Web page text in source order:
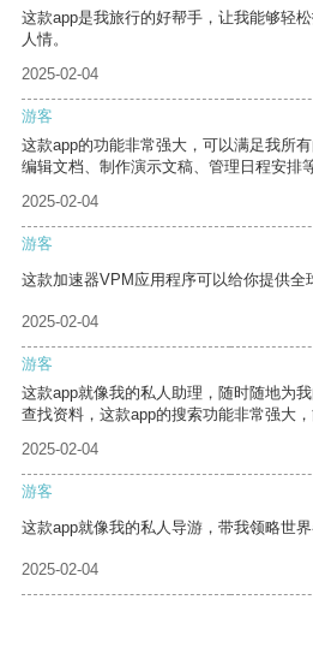
这款app是我旅行的好帮手，让我能够轻
人情。
2025-02-04
游客
这款app的功能非常强大，可以满足我所
编辑文档、制作演示文稿、管理日程安排等
2025-02-04
游客
这款加速器VPM应用程序可以给你提供全
2025-02-04
游客
这款app就像我的私人助理，随时随地为
查找资料，这款app的搜索功能非常强大
2025-02-04
游客
这款app就像我的私人导游，带我领略世界
2025-02-04